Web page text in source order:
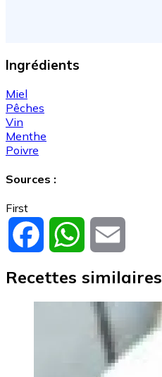
Ingrédients
Miel
Pêches
Vin
Menthe
Poivre
Sources :
First
Facebook WhatsApp
Recettes similaires